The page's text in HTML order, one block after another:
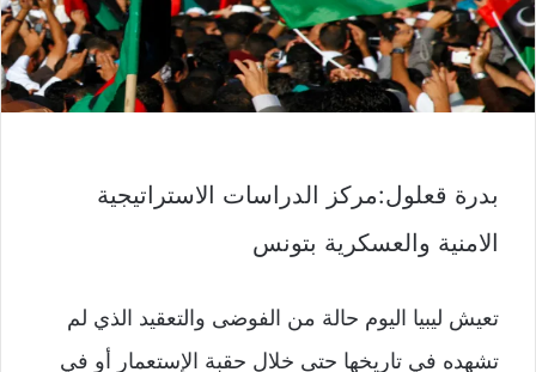
بدرة قعلول:مركز الدراسات الاستراتيجية
الامنية والعسكرية بتونس
تعيش ليبيا اليوم حالة من الفوضى والتعقيد الذي لم
تشهده في تاريخها حتى خلال حقبة الإستعمار أو في